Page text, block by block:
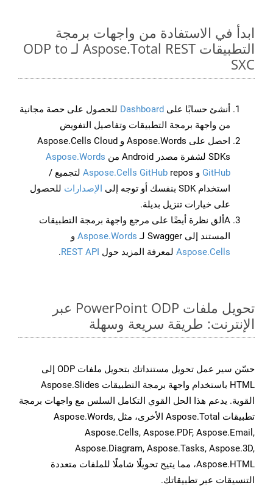
ابدأ في الاستفادة من واجهات برمجة
التطبيقات Aspose.Total REST لـ ODP to
SXC
أنشئ حسابًا على Dashboard للحصول على حصة مجانية
من واجهة برمجة التطبيقات وتفاصيل التفويض
احصل على Aspose.Words و Aspose.Cells Cloud
SDKs لشفرة مصدر Android من
Aspose.Words
GitHub و Aspose.Cells GitHub repos لتجميع /
استخدام SDK بنفسك أو توجه إلى
الإصدارات للحصول
على خيارات تنزيل بديلة.
Aألق نظرة أيضًا على مرجع واجهة برمجة التطبيقات
المستند إلى Swagger لـ
Aspose.Words و
Aspose.Cells لمعرفة المزيد حول REST API
.
تحويل ملفات PowerPoint ODP عبر
الإنترنت: طريقة سريعة وسهلة
حسّن سير عمل تحويل مستنداتك بتحويل ملفات ODP إلى
HTML باستخدام واجهة برمجة التطبيقات Aspose.Slides
القوية. يدعم هذا الحل القوي التكامل السلس مع واجهات برمجة
تطبيقات Aspose.Total الأخرى، مثل Aspose.Words,
Aspose.Cells, Aspose.PDF, Aspose.Email,
Aspose.Diagram, Aspose.Tasks, Aspose.3D,
Aspose.HTML، مما يتيح تحويلًا شاملًا للملفات متعددة
التنسيقات عبر تطبيقاتك.